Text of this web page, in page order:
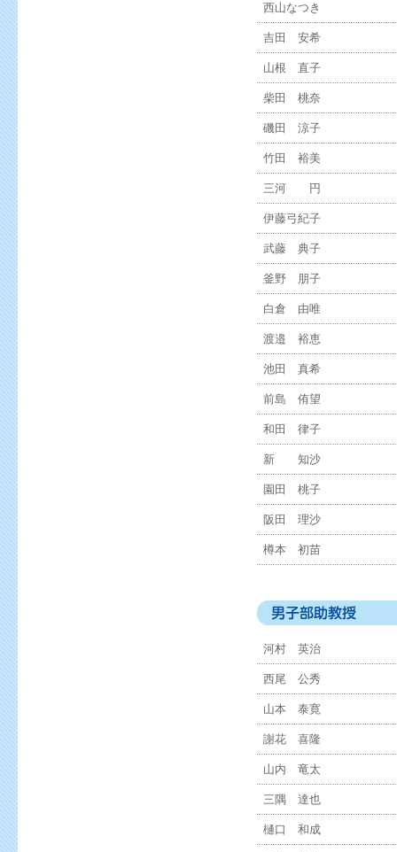
西山なつき
吉田 安希
山根 直子
柴田 桃奈
磯田 涼子
竹田 裕美
三河 円
伊藤弓紀子
武藤 典子
釜野 朋子
白倉 由唯
渡邉 裕恵
池田 真希
前島 侑望
和田 律子
新 知沙
園田 桃子
阪田 理沙
樽本 初苗
河村 英治
西尾 公秀
山本 泰寛
謝花 喜隆
山内 竜太
三隅 達也
樋口 和成